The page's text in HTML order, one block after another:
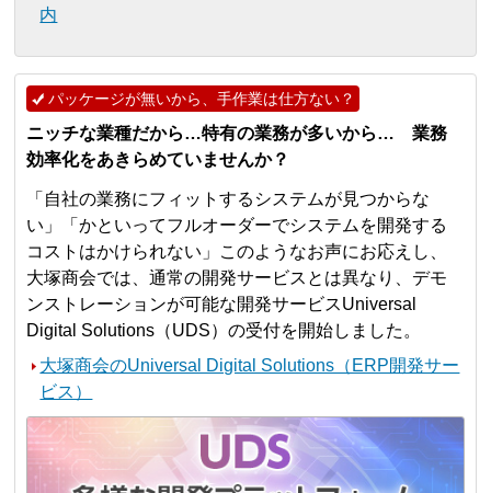
内
パッケージが無いから、手作業は仕方ない？
ニッチな業種だから…特有の業務が多いから… 業務
効率化をあきらめていませんか？
「自社の業務にフィットするシステムが見つからな
い」「かといってフルオーダーでシステムを開発する
コストはかけられない」このようなお声にお応えし、
大塚商会では、通常の開発サービスとは異なり、デモ
ンストレーションが可能な開発サービスUniversal
Digital Solutions（UDS）の受付を開始しました。
大塚商会のUniversal Digital Solutions（ERP開発サー
ビス）